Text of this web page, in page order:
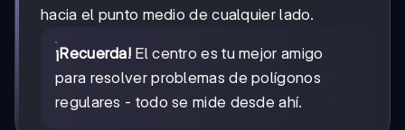
hacia el punto medio de cualquier lado.
¡Recuerda! El centro es tu mejor amigo
para resolver problemas de polígonos
regulares - todo se mide desde ahí.